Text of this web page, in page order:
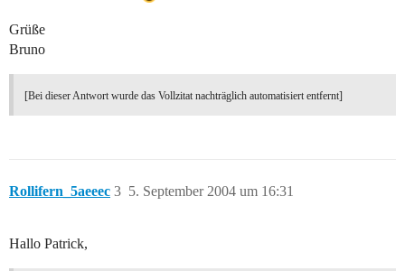
Grüße
Bruno
[Bei dieser Antwort wurde das Vollzitat nachträglich automatisiert entfernt]
Rollifern_5aeeec 5. September 2004 um 16:31
3
Hallo Patrick,